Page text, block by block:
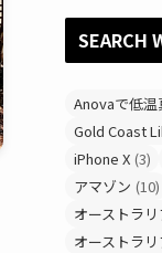
SEARCH
Anovaで低
Gold Coast
iPhone X (3)
アマゾン (10)
オーストラ
オーストラ